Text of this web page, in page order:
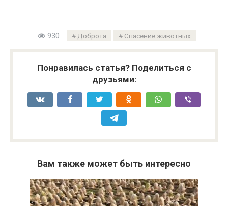
930 Доброта Спасение животных
Понравилась статья? Поделиться с
друзьями:
Вам также может быть интересно